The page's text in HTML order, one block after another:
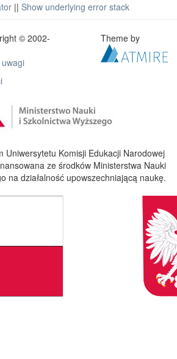
|| Show underlying error stack
© 2002-
Theme by
Uniwersytetu Komisji Edukacji Narodowej
ze środków Ministerstwa Nauki
na działalność upowszechniającą naukę.